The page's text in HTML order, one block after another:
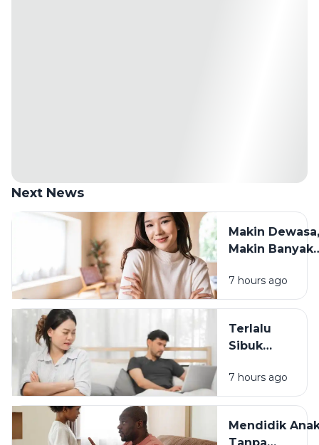
Next News
Makin Dewasa,
Makin Banyak
Cara Tetap
Waras
7 hours ago
Terlalu
Sibuk
Dampaknya
pada
dengan
7 hours ago
Mendidik